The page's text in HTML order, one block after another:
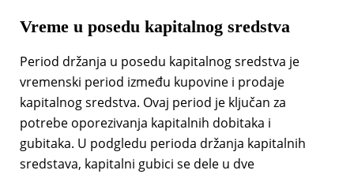
Vreme u posedu kapitalnog sredstva
Period držanja u posedu kapitalnog sredstva je
vremenski period između kupovine i prodaje
kapitalnog sredstva. Ovaj period je ključan za
potrebe oporezivanja kapitalnih dobitaka i
gubitaka. U podgledu perioda držanja kapitalnih
sredstava, kapitalni gubici se dele u dve